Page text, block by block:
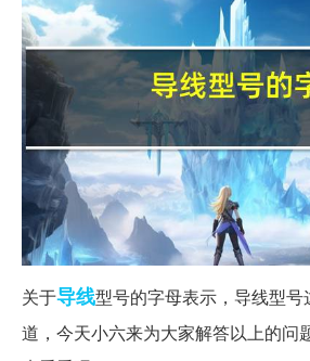
关于导线型号的字母表示，导线型
道，今天小六来为大家解答以上的问